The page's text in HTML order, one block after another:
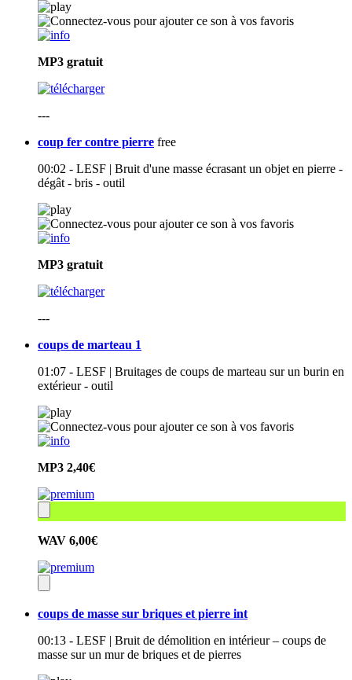
MP3 gratuit
---
coup fer contre pierre free
00:02 - LESF | Bruit d'une masse écrasant un objet en pierre -
dégât - bris - outil
MP3 gratuit
---
coups de marteau 1
01:07 - LESF | Bruitages de coups de marteau sur un burin en
extérieur - outil
MP3 2,40€
WAV 6,00€
coups de masse sur briques et pierre int
00:13 - LESF | Bruit de démolition en intérieur – coups de
masse sur un mur de briques et de pierres